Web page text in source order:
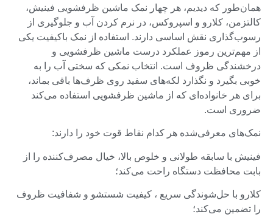
همان‌طور که دیدیم، هر چهار نمک ماشین ظرفشویی فینیش،
کالتزمن، کلارو و اسپروکس، در نرم کردن آب و جلوگیری از
رسوب‌گذاری نقش اساسی دارند. استفاده از نمک باکیفیت یکی
از مهم‌ترین رموز عملکرد درست ماشین ظرفشویی و
درخشندگی ظروف است. انتخاب نمکی که سختی آب را به
خوبی بگیرد و نگذارد لکه‌های سفید روی ظرف‌ها باقی بماند،
برای هر خانواده‌ای که از ماشین ظرفشویی استفاده می‌کند
ضروری است.
نمک‌های معرفی‌شده هر کدام نقاط قوت خود را دارند:
فینیش با سابقه طولانی و خلوص بالا، خیال مصرف‌کننده را از
بابت محافظت دستگاه راحت می‌کند؛
کلارو با حل‌شوندگی سریع ، کیفیت شستشو و شفافیت ظروف
را تضمین می‌کند؛